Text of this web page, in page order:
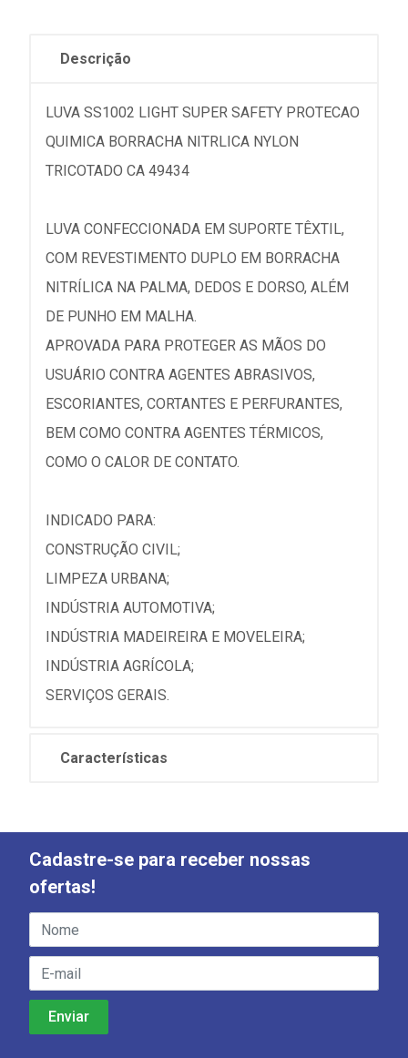
Descrição
LUVA SS1002 LIGHT SUPER SAFETY PROTECAO
QUIMICA BORRACHA NITRLICA NYLON
TRICOTADO CA 49434
LUVA CONFECCIONADA EM SUPORTE TÊXTIL,
COM REVESTIMENTO DUPLO EM BORRACHA
NITRÍLICA NA PALMA, DEDOS E DORSO, ALÉM
DE PUNHO EM MALHA.
APROVADA PARA PROTEGER AS MÃOS DO
USUÁRIO CONTRA AGENTES ABRASIVOS,
ESCORIANTES, CORTANTES E PERFURANTES,
BEM COMO CONTRA AGENTES TÉRMICOS,
COMO O CALOR DE CONTATO.
INDICADO PARA:
CONSTRUÇÃO CIVIL;
LIMPEZA URBANA;
INDÚSTRIA AUTOMOTIVA;
INDÚSTRIA MADEIREIRA E MOVELEIRA;
INDÚSTRIA AGRÍCOLA;
SERVIÇOS GERAIS.
Características
Cadastre-se para receber nossas
ofertas!